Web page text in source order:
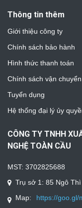
Thông tin thêm
Giới thiệu công ty
Chính sách bảo hành
Hình thức thanh toán
Chính sách vận chuyển
Tuyển dụng
Hệ thống đại lý ủy
CÔNG TY TNHH
NGHỆ TOÀN CẦU
MST: 3702825688
Trụ sở 1: 85 Ngô
Map:
https://goo.gl/